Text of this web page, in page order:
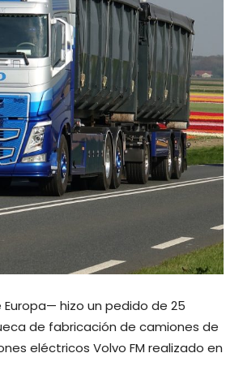
hizo un pedido de 25
de fabricación de camiones de
eléctricos Volvo FM realizado en